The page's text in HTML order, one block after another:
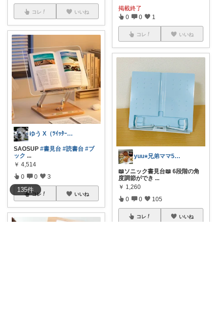
135件
コレ いいね
ゆう X（ﾂｲｯﾀｰ）@mihaneed
SAOSUP #書見台 #読書台 #ブ
ック ...
￥ 4,514
0 0 3
コレ いいね
掲載終了
0 0 1
コレ いいね
yuu⭐︎兄弟ママ5日感謝です💐
📖ソニック書見台📖 6段階の角
度調節ができ ...
￥ 1,260
0 0 105
コレ いいね